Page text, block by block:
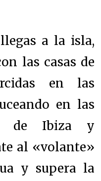
a la isla,
las casas de
en las
en las
de Ibiza y
al «volante»
y supera la